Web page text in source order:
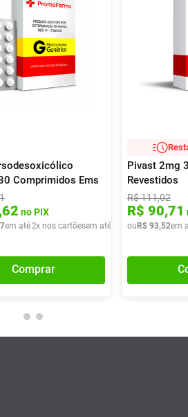
Comprimidos Ems
,62 no PIX
em até2x nos cartõesem até x deR$ 37,43
Comprar
Pivast 2mg
Revestidos
R$111,02
R$ 90,71
ou R$ 93,52em